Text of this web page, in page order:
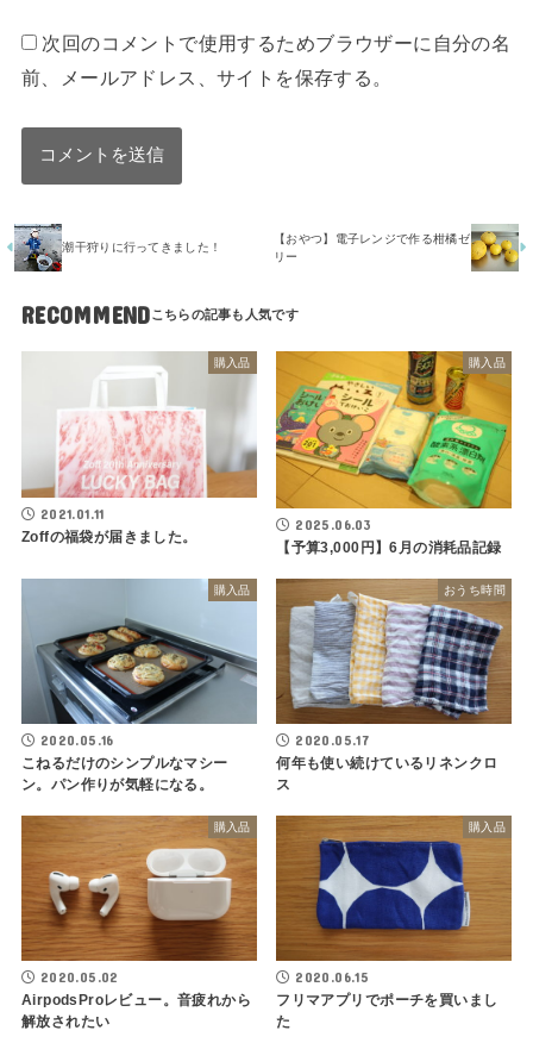
次回のコメントで使用するためブラウザーに自分の名
前、メールアドレス、サイトを保存する。
潮干狩りに行ってきました！
【おやつ】電子レンジで作る柑橘ゼ
リー
RECOMMEND
購入品
2021.01.11
Zoffの福袋が届きました。
購入品
2025.06.03
【予算3,000円】6月の消耗品記録
購入品
2020.05.16
こねるだけのシンプルなマシー
ン。パン作りが気軽になる。
おうち時間
2020.05.17
何年も使い続けているリネンクロ
ス
購入品
2020.05.02
AirpodsProレビュー。音疲れから
解放されたい
購入品
2020.06.15
フリマアプリでポーチを買いまし
た